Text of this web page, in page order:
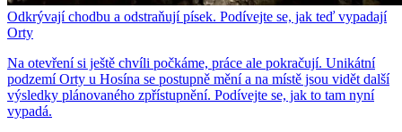
Odkrývají chodbu a odstraňují písek. Podívejte se, jak teď vypadají
Orty
Na otevření si ještě chvíli počkáme, práce ale pokračují. Unikátní
podzemí Orty u Hosína se postupně mění a na místě jsou vidět další
výsledky plánovaného zpřístupnění. Podívejte se, jak to tam nyní
vypadá.